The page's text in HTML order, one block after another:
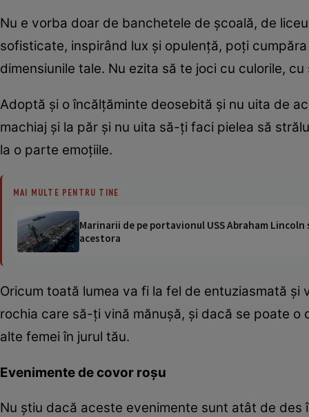
Nu e vorba doar de banchetele de școală, de
sofisticate, inspirând lux și opulență, poți
dimensiunile tale. Nu ezita să te joci cu culorile,
Adoptă și o încălțăminte deosebită și nu uita de
machiaj și la păr și nu uita să-ți faci pielea să
la o parte emoțiile.
MAI MULTE PENTRU TINE
Marinarii de pe portavionul USS Abraham
acestora
Oricum toată lumea va fi la fel de entuziasmată
rochia care să-ți vină mănușă, și dacă se poate
alte femei în jurul tău.
Evenimente de covor roșu
Nu știu dacă aceste evenimente sunt atât de